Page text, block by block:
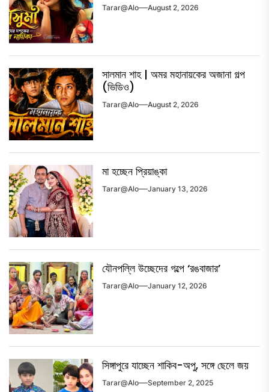
Tarar@alo August 2, 2026
সালমান শাহ | অমর মহানায়কের অজানা গল্প
(ভিডিও)
Tarar@alo August 2, 2026
মা হচ্ছেন প্রিয়াঙ্কা
Tarar@alo January 13, 2026
যৌনপল্লি উচ্ছেদের গল্পে ‘রঙবাজার’
Tarar@alo January 12, 2026
সিঙ্গাপুরে যাচ্ছেন শাকিব-অপু, সঙ্গে ছেলে জয়
Tarar@alo September 2, 2025